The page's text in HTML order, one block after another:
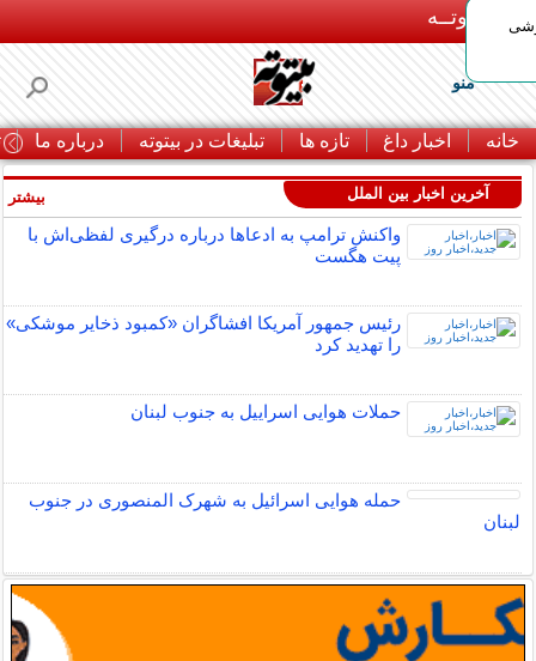
بـیتوتــه
منو
خانه اخبار داغ تازه ها تبلیغات در بیتوته درباره ما
آخرین اخبار بین الملل
واکنش ترامپ به ادعاها درباره درگیری لفظی‌اش با
پیت هگست
رئیس جمهور آمریکا افشاگران «کمبود ذخایر موشکی»
را تهدید کرد
حملات هوایی اسراییل به جنوب لبنان
حمله هوایی اسرائیل به شهرک المنصوری در جنوب
لبنان
بیشتر